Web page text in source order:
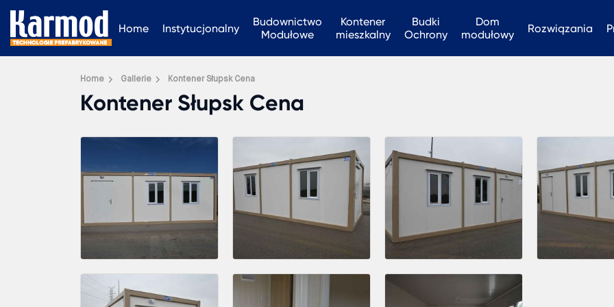
Home Instytucjonalny
Budownictwo
Modułowe
Kontener
mieszkalny
Budki
Ochrony
Dom
modułowy
Rozwiązania
Home Gallerie Kontener Słupsk Cena
Kontener Słupsk Cena